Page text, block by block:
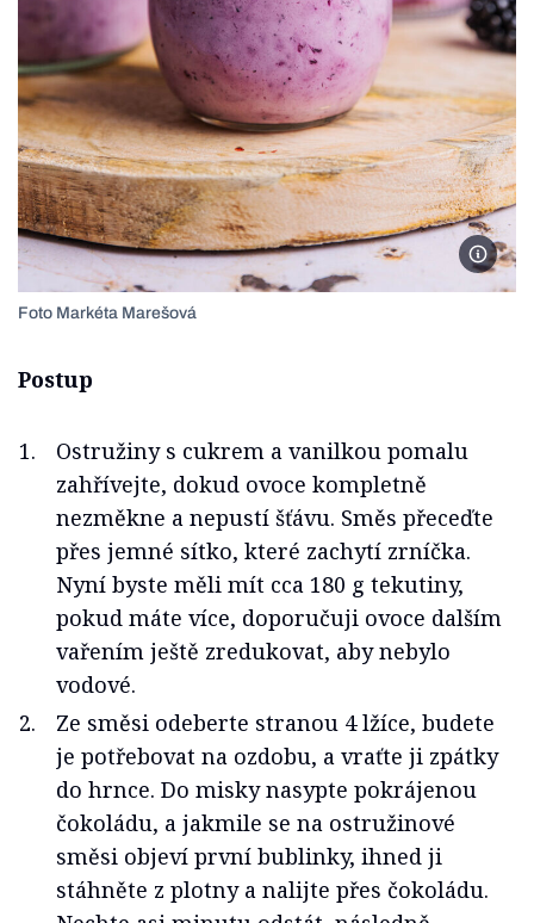
Foto
Foto Markéta Marešová
Postup
Ostružiny s cukrem a vanilkou pomalu
zahřívejte, dokud ovoce kompletně
nezměkne a nepustí šťávu. Směs přeceďte
přes jemné sítko, které zachytí zrníčka.
Nyní byste měli mít cca 180 g tekutiny,
pokud máte více, doporučuji ovoce dalším
vařením ještě zredukovat, aby nebylo
vodové.
Ze směsi odeberte stranou 4 lžíce, budete
je potřebovat na ozdobu, a vraťte ji zpátky
do hrnce. Do misky nasypte pokrájenou
čokoládu, a jakmile se na ostružinové
směsi objeví první bublinky, ihned ji
stáhněte z plotny a nalijte přes čokoládu.